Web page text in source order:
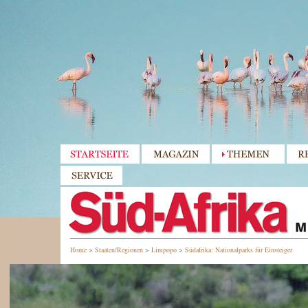
Home > Staaten/Regionen > Limpopo > Südafrika: Nationalparks für Einsteiger